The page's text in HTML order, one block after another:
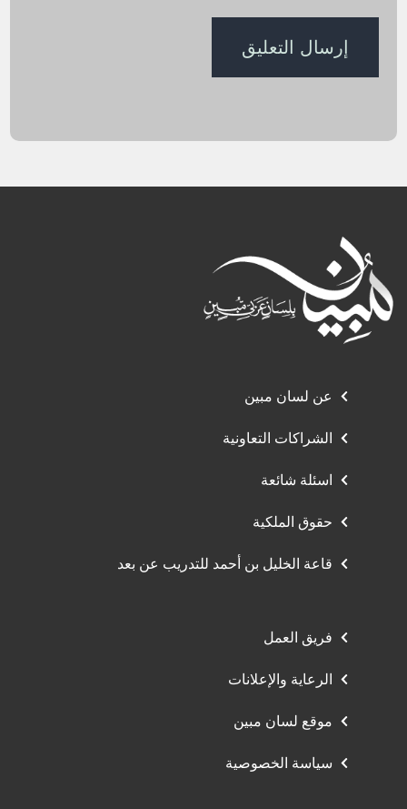
عن لسان مبين
الشراكات التعاونية
اسئلة شائعة
حقوق الملكية
قاعة الخليل بن أحمد للتدريب عن بعد
فريق العمل
الرعاية والإعلانات
موقع لسان مبين
سياسة الخصوصية